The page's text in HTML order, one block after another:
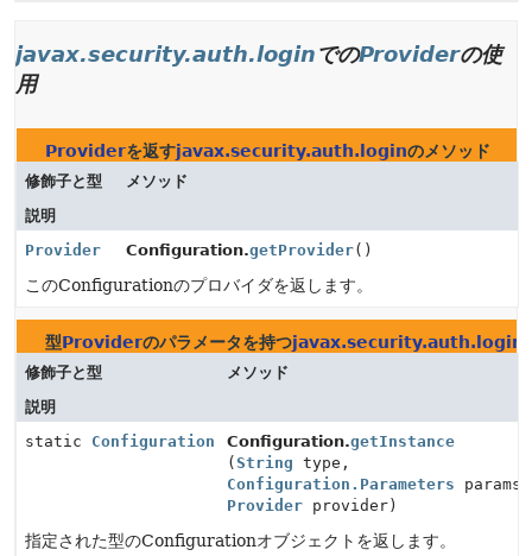
javax.security.auth.loginでのProviderの使
用
Providerを返すjavax.security.auth.loginのメソッド
修飾子と型
メソッド
説明
Provider
Configuration.getProvider()
このConfigurationのプロバイダを返します。
型Providerのパラメータを持つjavax.security.auth.login
修飾子と型
メソッド
説明
static Configuration Configuration.getInstance
( String type,
Configuration.Parameters params,
Provider provider)
指定された型のConfigurationオブジェクトを返します。